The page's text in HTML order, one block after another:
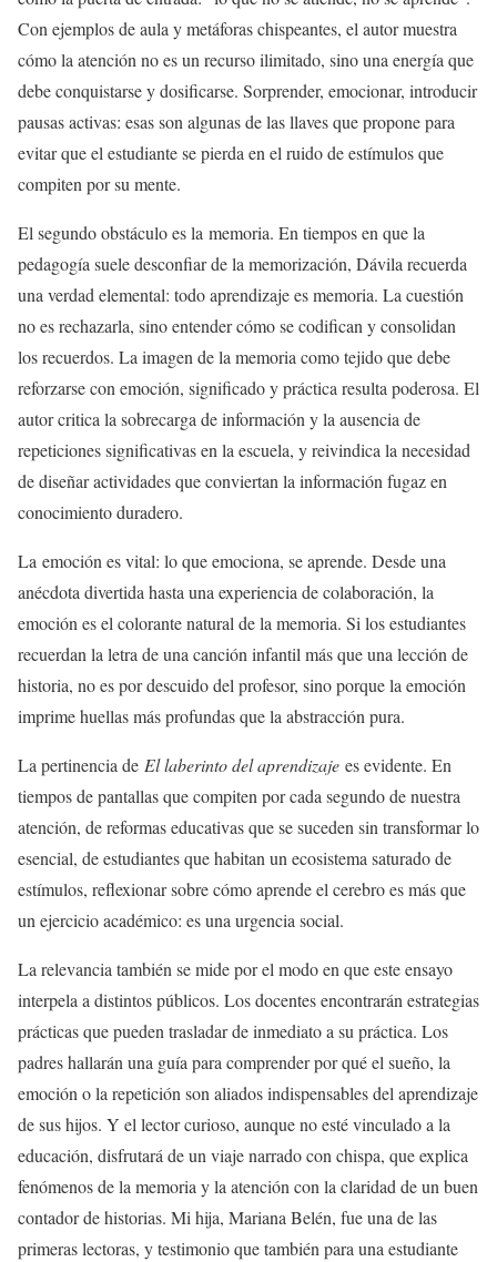
Con ejemplos de aula y metáforas chispeantes, el autor muestra
cómo la atención no es un recurso ilimitado, sino una energía que
debe conquistarse y dosificarse. Sorprender, emocionar, introducir
pausas activas: esas son algunas de las llaves que propone para
evitar que el estudiante se pierda en el ruido de estímulos que
compiten por su mente.
El segundo obstáculo es la memoria. En tiempos en que la
pedagogía suele desconfiar de la memorización, Dávila recuerda
una verdad elemental: todo aprendizaje es memoria. La cuestión
no es rechazarla, sino entender cómo se codifican y consolidan
los recuerdos. La imagen de la memoria como tejido que debe
reforzarse con emoción, significado y práctica resulta poderosa. El
autor critica la sobrecarga de información y la ausencia de
repeticiones significativas en la escuela, y reivindica la necesidad
de diseñar actividades que conviertan la información fugaz en
conocimiento duradero.
La emoción es vital: lo que emociona, se aprende. Desde una
anécdota divertida hasta una experiencia de colaboración, la
emoción es el colorante natural de la memoria. Si los estudiantes
recuerdan la letra de una canción infantil más que una lección de
historia, no es por descuido del profesor, sino porque la emoción
imprime huellas más profundas que la abstracción pura.
La pertinencia de El laberinto del aprendizaje es evidente. En
tiempos de pantallas que compiten por cada segundo de nuestra
atención, de reformas educativas que se suceden sin transformar lo
esencial, de estudiantes que habitan un ecosistema saturado de
estímulos, reflexionar sobre cómo aprende el cerebro es más que
un ejercicio académico: es una urgencia social.
La relevancia también se mide por el modo en que este ensayo
interpela a distintos públicos. Los docentes encontrarán estrategias
prácticas que pueden trasladar de inmediato a su práctica. Los
padres hallarán una guía para comprender por qué el sueño, la
emoción o la repetición son aliados indispensables del aprendizaje
de sus hijos. Y el lector curioso, aunque no esté vinculado a la
educación, disfrutará de un viaje narrado con chispa, que explica
fenómenos de la memoria y la atención con la claridad de un buen
contador de historias. Mi hija, Mariana Belén, fue una de las
primeras lectoras, y testimonio que también para una estudiante